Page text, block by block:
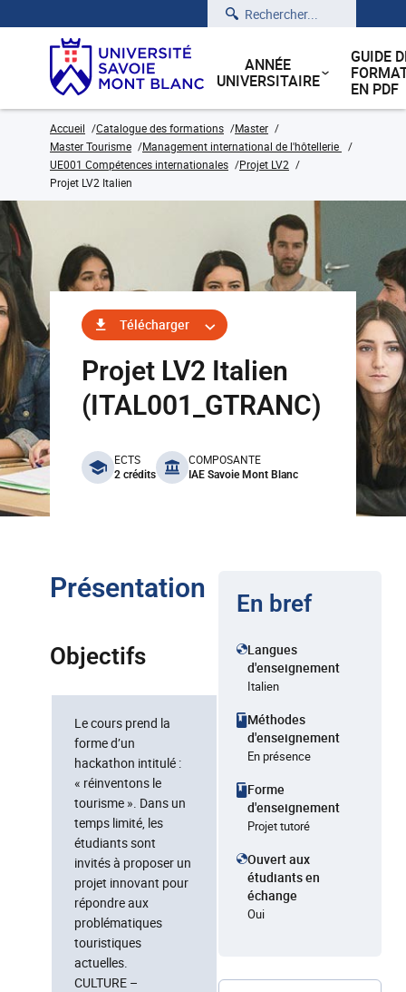
Rechercher
ANNÉE
UNIVERSITAIRE
GUIDE
EN PDF
Accueil Catalogue des formations
Master
Master Tourisme
Management international de l'hôtellerie
UE001 Compétences internationales
Projet LV2
Projet LV2 Italien
Télécharger
Projet LV2 Italien
(ITAL001_GTRANC)
benefits
ECTS
2 crédits
COMPOSANTE
IAE Savoie Mont Blanc
Présentation
Objectifs
Le cours prend la
forme d’un
hackathon intitulé :
« réinventons le
tourisme ». Dans un
temps limité, les
étudiants sont
invités à proposer un
projet innovant pour
répondre aux
problématiques
touristiques
actuelles.
CULTURE –
En bref
Langues
d'enseignement
Italien
Méthodes
d'enseignement
En présence
Forme
d'enseignement
Projet tutoré
Ouvert aux
étudiants en
échange
Oui